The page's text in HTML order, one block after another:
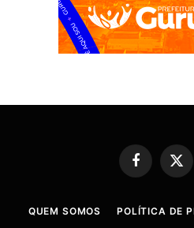
Facebook
X
QUEM SOMOS POLÍTICA DE